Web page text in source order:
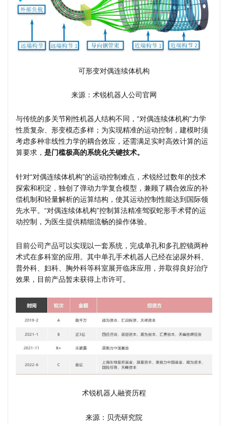
可形变对偶连续体机构
来源：术锐机器人公司官网
与传统的多关节刚性机器人结构不同，“对偶连续体机构”力学
性质复杂、形变模态多样；为实现精准的运动控制，建模时须
考虑多种非线性力学的耦合效应，还需满足实时高效计算的运
算要求， 是门槛极高的系统化关键技术。
针对“对偶连续体机构”的运动控制难点，术锐经过数年的技术
探索和积淀，独创了弹动力学复合模型，兼顾了耦合效应的补
偿机制和轻量解析的运算结构，使其运动控制性能达到国际领
先水平。“对偶连续体机构”控制算法精准驾驭蛇形手术臂的运
动控制，为医生提供精细流畅的操作体验。
目前公司产品可以实现以一套系统，完成单孔和多孔腔镜两种
术式在多科室的应用。其中单孔手术机器人已经在泌尿外科、
普外科、妇科、胸外科等科室展开临床应用，并取得良好治疗
效果，目前产品暂未获得上市许可。
术锐机器人融资历程
来源：贝壳研究院